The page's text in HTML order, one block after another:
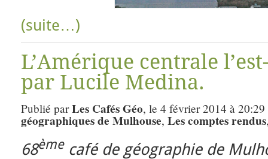
(suite…)
L’Amérique centrale
par Lucile Medina.
Publié parLes Cafés Géo, le 4 février 2014 à
géographiques de Mulhouse, Les comptes rendus
68èmecafé de géographie de